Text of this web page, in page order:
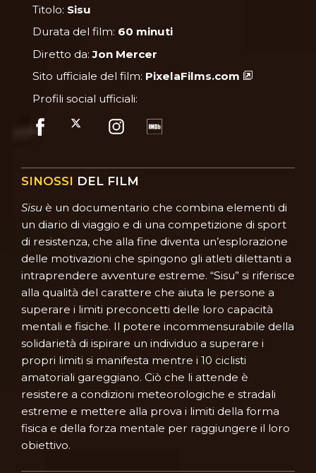
Titolo: Sisu
Durata del film: 60 minuti
Diretto da:Jon Mercer
Sito ufficiale del film: PixelaFilms.com
Profili social ufficiali:
SINOSSI DEL FILM
Sisu è un documentario che combina elementi di
un diario di viaggio e di una competizione di sport
di resistenza, che alla fine diventa un’esplorazione
delle motivazioni che spingono gli atleti dilettanti a
intraprendere avventure estreme. “Sisu” si riferisce
alla qualità del carattere che aiuta le persone a
superare i limiti preconcetti delle loro capacità
mentali e fisiche. Il potere incommensurabile della
solidarietà di ispirare un individuo a superare i
propri limiti si manifesta mentre i 10 ciclisti
amatoriali gareggiano. Ciò che li attende è
resistere a condizioni meteorologiche e stradali
estreme e mettere alla prova i limiti della forma
fisica e della forza mentale per raggiungere il loro
obiettivo.